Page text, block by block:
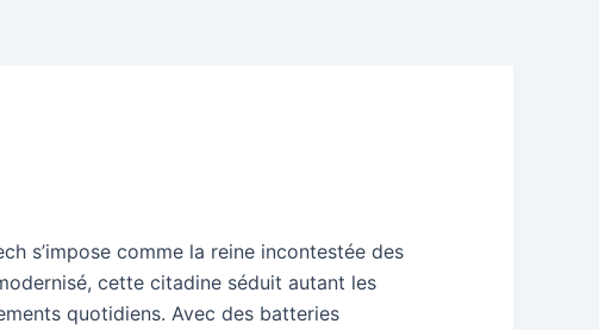
s’impose comme la reine incontestée des
cette citadine séduit autant les
quotidiens. Avec des batteries